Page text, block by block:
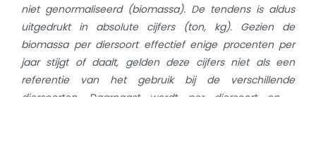
niet genormaliseerd (biomassa). De tendens is aldus
uitgedrukt in absolute cijfers (ton, kg). Gezien de
biomassa per diersoort effectief enige procenten per
jaar stijgt of daalt, gelden deze cijfers niet als een
referentie van het gebruik bij de verschillende
diersoorten. Daarnaast wordt per diersoort en -